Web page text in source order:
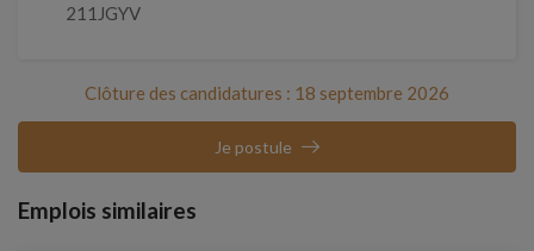
211JGYV
Clôture des candidatures : 18 septembre 2026
Je postule
Emplois similaires